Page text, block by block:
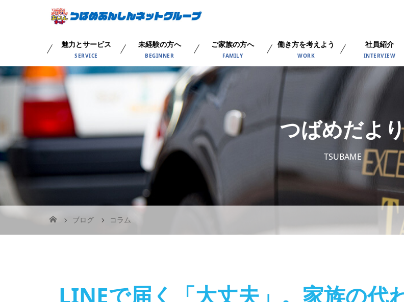
魅力とサービス
SERVICE
未経験の方へ
BEGINNER
ご家族の方へ
FAMILY
働き方を考えよう
WORK
社員紹介
INTERVIEW
つばめだよ
TSUBAME
ブログ コラム
LINEで届く「大丈夫」。家族の代